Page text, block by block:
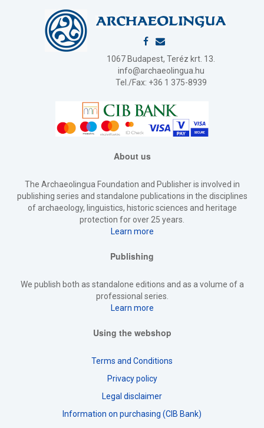
1067 Budapest, Teréz krt. 13.
info@archaeolingua.hu
Tel./Fax: +36 1 375-8939
About us
The Archaeolingua Foundation and Publisher is involved in
publishing series and standalone publications in the disciplines
of archaeology, linguistics, historic sciences and heritage
protection for over 25 years.
Learn more
Publishing
We publish both as standalone editions and as a volume of a
professional series.
Learn more
Using the webshop
Terms and Conditions
Privacy policy
Legal disclaimer
Information on purchasing (CIB Bank)